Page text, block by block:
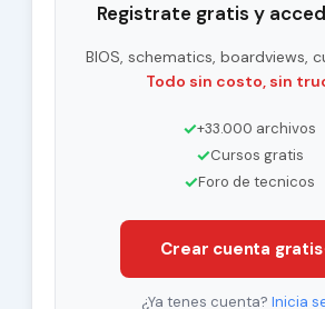
Registrate gratis y
BIOS, schematics, boardviews,
Todo sin costo, sin
✓+33.000 archivos
✓Cursos gratis
✓Foro de tecnicos
Crear cuenta gratis
¿Ya tenes cuenta? Inicia